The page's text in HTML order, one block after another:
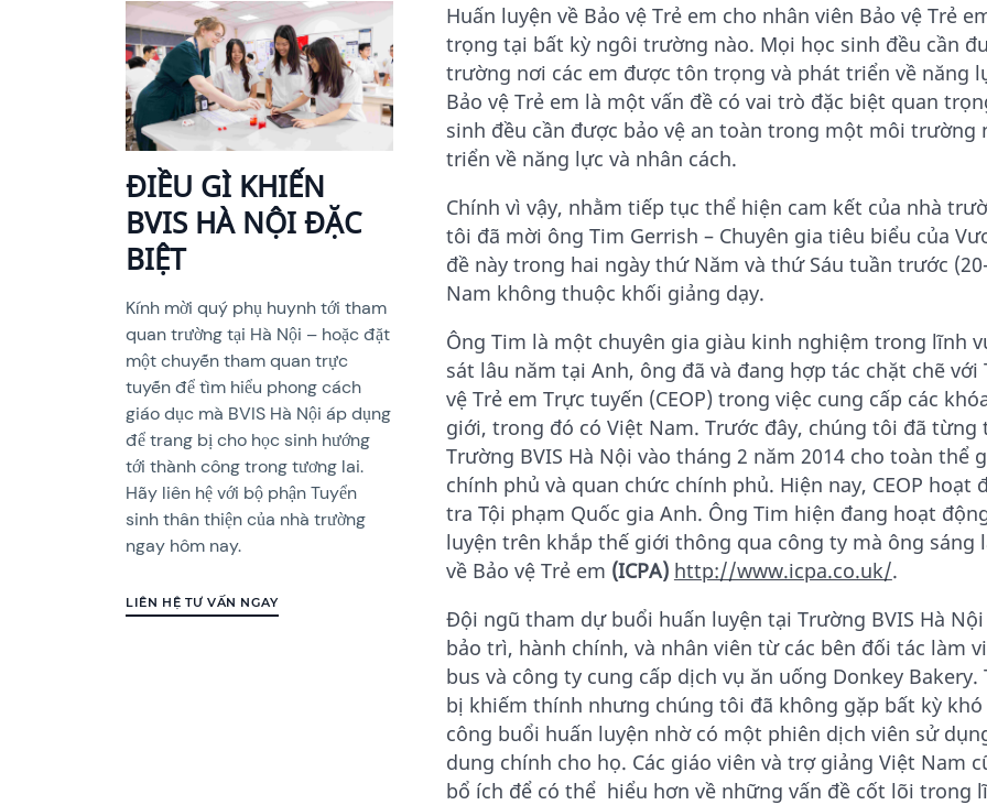
ĐIỀU GÌ KHIẾN
BVIS HÀ NỘI ĐẶC
BIỆT
Kính mời quý phụ huynh tới tham
quan trường tại Hà Nội – hoặc đặt
một chuyến tham quan trực
tuyến để tìm hiểu phong cách
giáo dục mà BVIS Hà Nội áp dụng
để trang bị cho học sinh hướng
tới thành công trong tương lai.
Hãy liên hệ với bộ phận Tuyển
sinh thân thiện của nhà trường
ngay hôm nay.
LIÊN HỆ TƯ VẤN NGAY
Huấn luyện về Bảo vệ Trẻ em cho nhân viên Bảo vệ Trẻ
trọng tại bất kỳ ngôi trường nào. Mọi học sinh đều cần
trường nơi các em được tôn trọng và phát triển về năng
Bảo vệ Trẻ em là một vấn đề có vai trò đặc biệt quan
sinh đều cần được bảo vệ an toàn trong một môi trường
triển về năng lực và nhân cách.
Chính vì vậy, nhằm tiếp tục thể hiện cam kết của nhà
tôi đã mời ông Tim Gerrish – Chuyên gia tiêu biểu của
đề này trong hai ngày thứ Năm và thứ Sáu tuần trước
Nam không thuộc khối giảng dạy.
Ông Tim là một chuyên gia giàu kinh nghiệm trong lĩnh
sát lâu năm tại Anh, ông đã và đang hợp tác chặt chẽ
vệ Trẻ em Trực tuyến (CEOP) trong việc cung cấp các
giới, trong đó có Việt Nam. Trước đây, chúng tôi đã
Trường BVIS Hà Nội vào tháng 2 năm 2014 cho toàn thể
chính phủ và quan chức chính phủ. Hiện nay, CEOP
tra Tội phạm Quốc gia Anh. Ông Tim hiện đang hoạt
luyện trên khắp thế giới thông qua công ty mà ông sáng
về Bảo vệ Trẻ em (ICPA) http://www.icpa.co.uk/.
Đội ngũ tham dự buổi huấn luyện tại Trường BVIS Hà
bảo trì, hành chính, và nhân viên từ các bên đối tác làm
bus và công ty cung cấp dịch vụ ăn uống Donkey
bị khiếm thính nhưng chúng tôi đã không gặp bất kỳ
công buổi huấn luyện nhờ có một phiên dịch viên sử
dung chính cho họ. Các giáo viên và trợ giảng Việt Nam
bổ ích để có thể hiểu hơn về những vấn đề cốt lõi trong